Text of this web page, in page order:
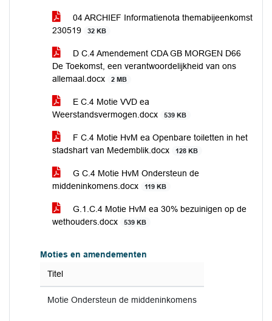
04 ARCHIEF Informatienota themabijeenkomst
230519
32 KB
D C.4 Amendement CDA GB MORGEN D66
De Toekomst, een verantwoordelijkheid van ons
allemaal.docx
2 MB
E C.4 Motie VVD ea
Weerstandsvermogen.docx
539 KB
F C.4 Motie HvM ea Openbare toiletten in het
stadshart van Medemblik.docx
128 KB
G C.4 Motie HvM Ondersteun de
middeninkomens.docx
119 KB
G.1.C.4 Motie HvM ea 30% bezuinigen op de
wethouders.docx
539 KB
Moties en amendementen
Titel
Motie Ondersteun de middeninkomens